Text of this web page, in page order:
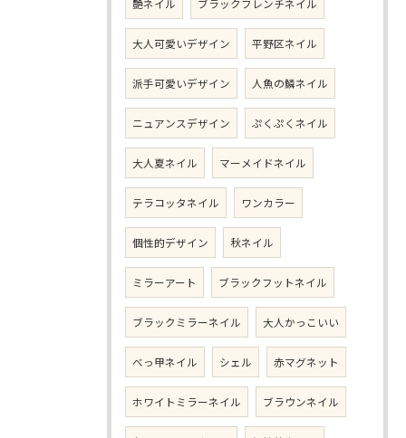
艶ネイル ブラックフレンチネイル
大人可愛いデザイン 平野区ネイル
派手可愛いデザイン 人魚の鱗ネイル
ニュアンスデザイン ぷくぷくネイル
大人夏ネイル マーメイドネイル
テラコッタネイル ワンカラー
個性的デザイン 秋ネイル
ミラーアート ブラックフットネイル
ブラックミラーネイル 大人かっこいい
べっ甲ネイル シェル 赤マグネット
ホワイトミラーネイル ブラウンネイル